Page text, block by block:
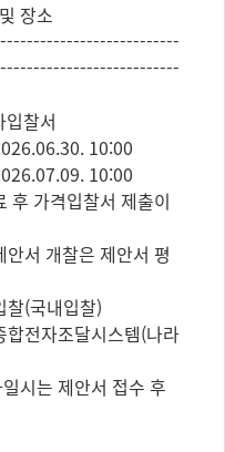
장소
입찰서
10:00
10:00
후 가격입찰서 제출이
서 개찰은 제안서 평
(국내입찰)
전자조달시스템(나라
시는 제안서 접수 후